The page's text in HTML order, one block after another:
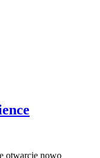
otwarcie nowo